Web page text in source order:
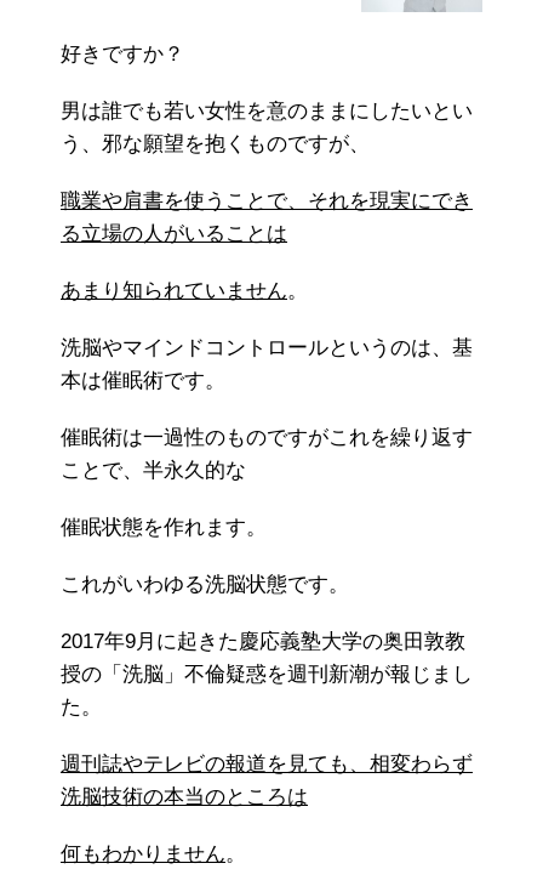
好きですか？
男は誰でも若い女性を意のままにしたいとい
う、邪な願望を抱くものですが、
職業や肩書を使うことで、それを現実にでき
る立場の人がいることは
あまり知られていません。
洗脳やマインドコントロールというのは、基
本は催眠術です。
催眠術は一過性のものですがこれを繰り返す
ことで、半永久的な
催眠状態を作れます。
これがいわゆる洗脳状態です。
2017年9月に起きた慶応義塾大学の奥田敦教
授の「洗脳」不倫疑惑を週刊新潮が報じまし
た。
週刊誌やテレビの報道を見ても、相変わらず
洗脳技術の本当のところは
何もわかりません。